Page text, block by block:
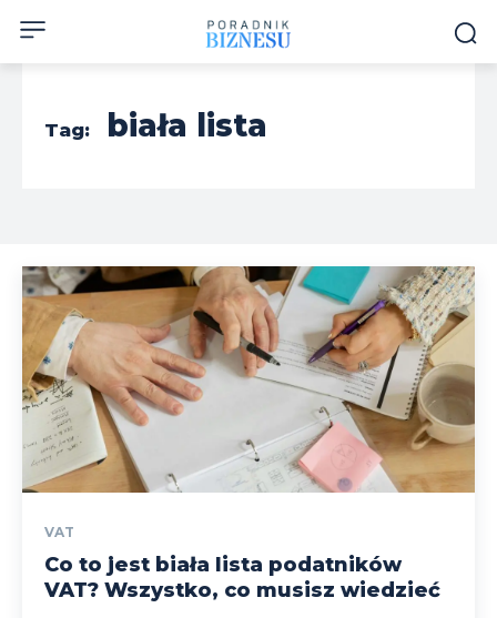
Tag: biała lista
VAT
Co to jest biała lista podatników
VAT? Wszystko, co musisz wiedzieć